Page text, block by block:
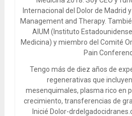
Internacional del Dolor de Madrid
Management and Therapy.
AIUM (Instituto
Medicina) y miembro del Comité
Pain
Tengo más de diez años de
regenerativas que
mesenquimales, plasma rico en
crecimiento, transferencias de
Inicié Dolor-